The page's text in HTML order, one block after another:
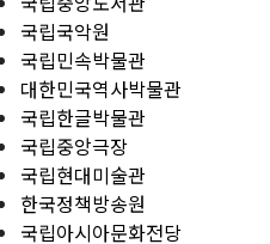
국립국악원
국립민속박물관
대한민국역사박물관
국립한글박물관
국립중앙극장
국립현대미술관
한국정책방송원
국립아시아문화전당